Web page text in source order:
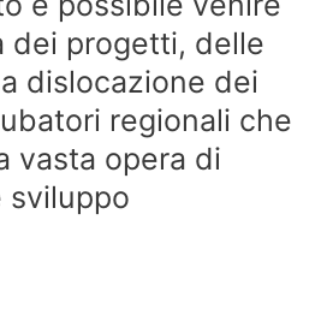
dei progetti, delle
dislocazione dei
regionali che
vasta opera di
sviluppo